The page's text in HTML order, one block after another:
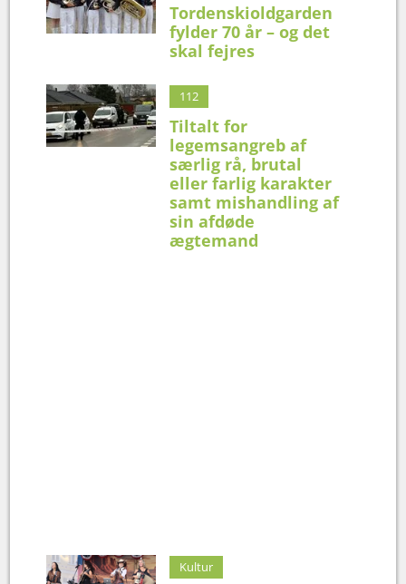
Tordenskioldgarden
fylder 70 år – og det
skal fejres
112
Tiltalt for
legemsangreb af
særlig rå, brutal
eller farlig karakter
samt mishandling af
sin afdøde
ægtemand
Kultur